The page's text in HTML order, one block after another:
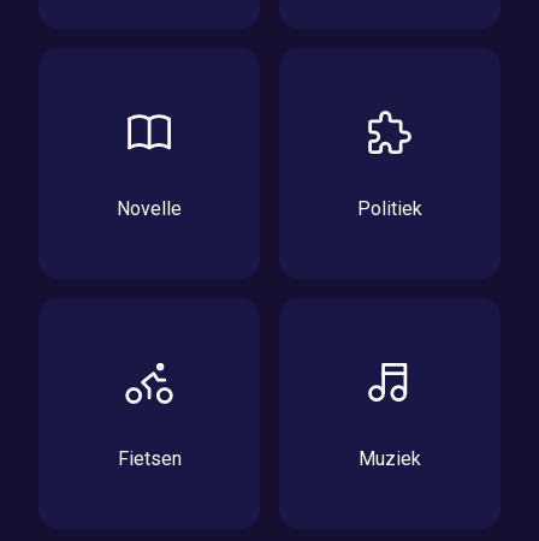
Novelle Politiek
Fietsen Muziek